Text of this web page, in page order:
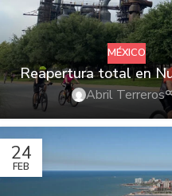
MÉXICO
Reapertura total en
Abril Terreros
24
FEB